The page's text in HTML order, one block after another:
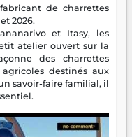
de charrettes
2026.
et Itasy, les
atelier ouvert sur la
des charrettes
destinés aux
savoir-faire familial, il